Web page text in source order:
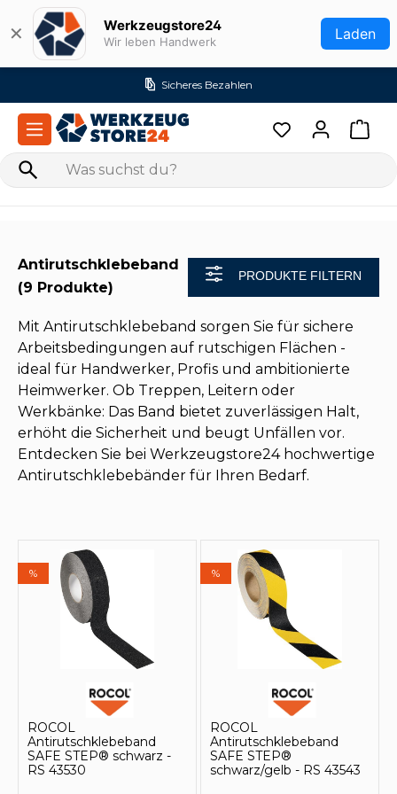
Zum Hauptinhalt springen
✕ Werkzeugstore24
Wir leben Handwerk Laden
Versandkostenfrei ab 99€ (DE)
Antirutschklebeband
(9 Produkte)
PRODUKTE FILTERN
Mit Antirutschklebeband sorgen Sie für sichere
Arbeitsbedingungen auf rutschigen Flächen -
ideal für Handwerker, Profis und ambitionierte
Heimwerker. Ob Treppen, Leitern oder
Werkbänke: Das Band bietet zuverlässigen Halt,
erhöht die Sicherheit und beugt Unfällen vor.
Entdecken Sie bei Werkzeugstore24 hochwertige
Antirutschklebebänder für Ihren Bedarf.
%
ROCOL
Antirutschklebeband
SAFE STEP® schwarz -
RS 43530
%
ROCOL
Antirutschklebeband
SAFE STEP®
schwarz/gelb - RS 43543